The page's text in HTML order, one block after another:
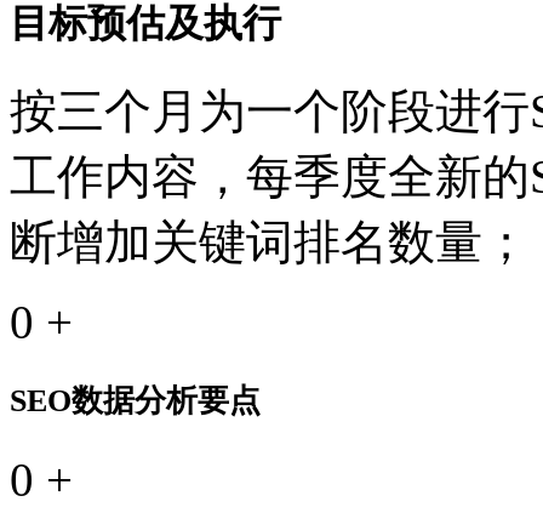
目标预估及执行
按三个月为一个阶段进
工作内容，每季度全新
断增加关键词排名数量；
0 +
SEO数据分析要点
0 +